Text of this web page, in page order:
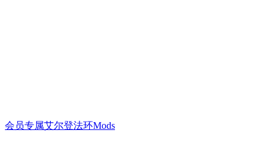
会员专属艾尔登法环Mods